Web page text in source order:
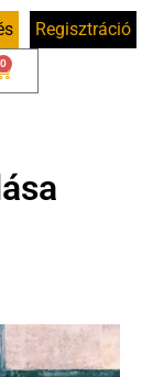
Regisztráció
0